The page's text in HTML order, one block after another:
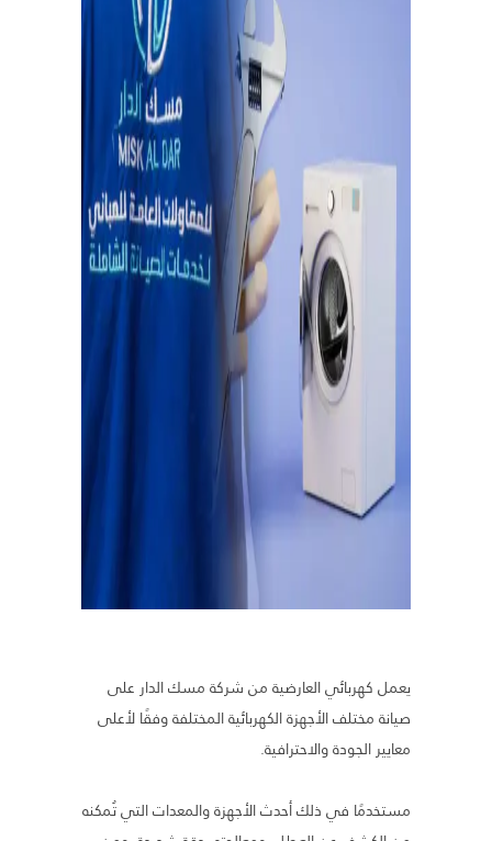
يعمل كهربائي العارضية من شركة مسك الدار على
صيانة مختلف الأجهزة الكهربائية المختلفة وفقًا لأعلى
معايير الجودة والاحترافية.
مستخدمًا في ذلك أحدث الأجهزة والمعدات التي تُمكنه